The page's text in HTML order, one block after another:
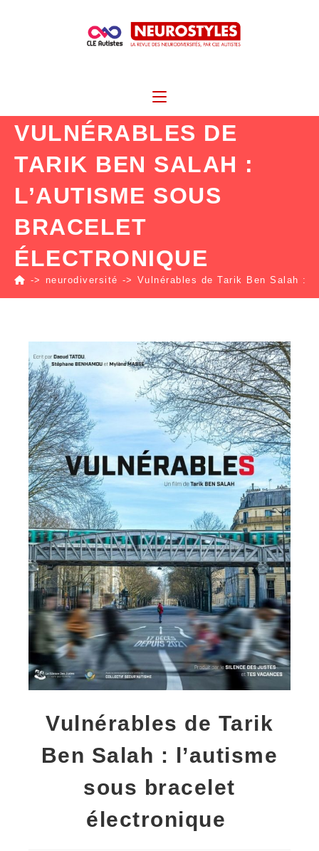
VULNÉRABLES DE
TARIK BEN SALAH :
L’AUTISME SOUS
BRACELET
ÉLECTRONIQUE
-> neurodiversité -> Vulnérables de Tarik Ben Salah :
Vulnérables de Tarik
Ben Salah : l’autisme
sous bracelet
électronique